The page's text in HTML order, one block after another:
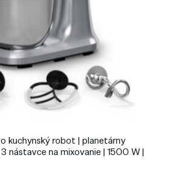
kuchynský robot | planetárny
nástavce na mixovanie | 1500 W |